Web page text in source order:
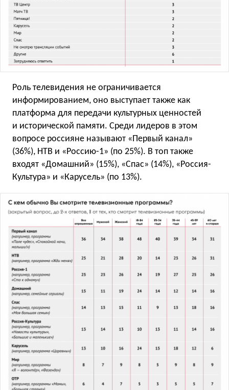
Роль телевидения не ограничивается
информированием, оно выступает также как
платформа для передачи культурных ценностей
и исторической памяти. Среди лидеров в этом
вопросе россияне называют «Первый канал»
(36%), НТВ и «Россию-1» (по 25%). В топ также
входят «Домашний» (15%), «Спас» (14%), «Россия-
Культура» и «Карусель» (по 13%).